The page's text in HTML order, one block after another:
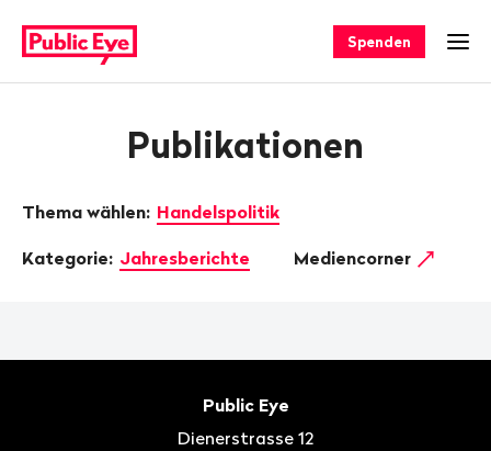
auf
publiceye.ch
Spenden
Publikationen
Thema wählen: Handelspolitik
Kategorie: Jahresberichte Mediencorner
Public Eye
Dienerstrasse 12